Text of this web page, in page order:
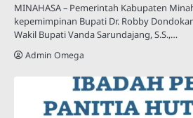
MINAHASA – Pemerintah Kabupaten
kepemimpinan Bupati Dr. Robby
Wakil Bupati Vanda Sarundajang, S.S.,…
Admin Omega